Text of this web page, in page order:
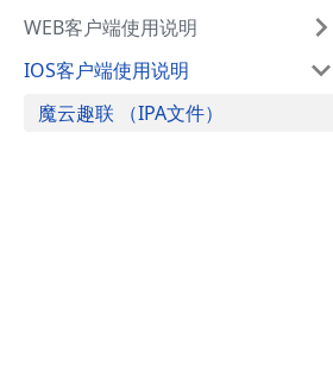
WEB客户端使用说明
IOS客户端使用说明
魔云趣联 （IPA文件）